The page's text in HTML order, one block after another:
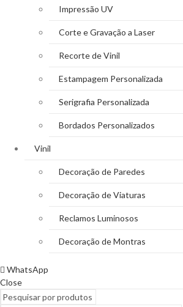
Impressão UV
Corte e Gravação a Laser
Recorte de Vinil
Estampagem Personalizada
Serigrafia Personalizada
Bordados Personalizados
Vinil
Decoração de Paredes
Decoração de Viaturas
Reclamos Luminosos
Decoração de Montras
WhatsApp
Close